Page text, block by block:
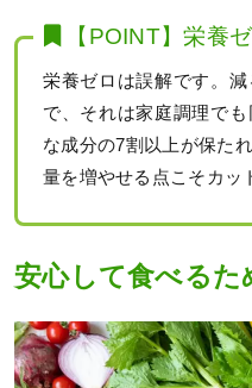
【POINT】栄養
栄養ゼロは誤解です。
で、それは家庭調理で
な成分の7割以上が保た
量を増やせる点こそカッ
安心して食べるた